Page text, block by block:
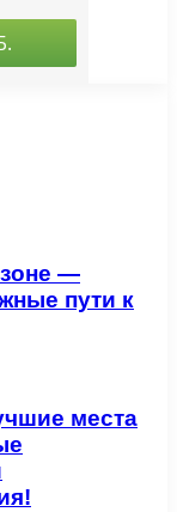
—
пути к
места